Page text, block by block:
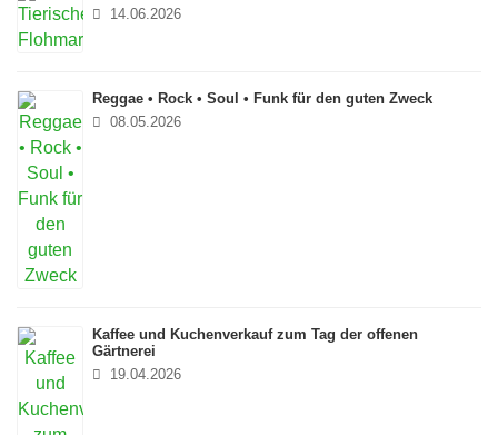
14.06.2026
Reggae • Rock • Soul • Funk für den guten Zweck
08.05.2026
Kaffee und Kuchenverkauf zum Tag der offenen
Gärtnerei
19.04.2026